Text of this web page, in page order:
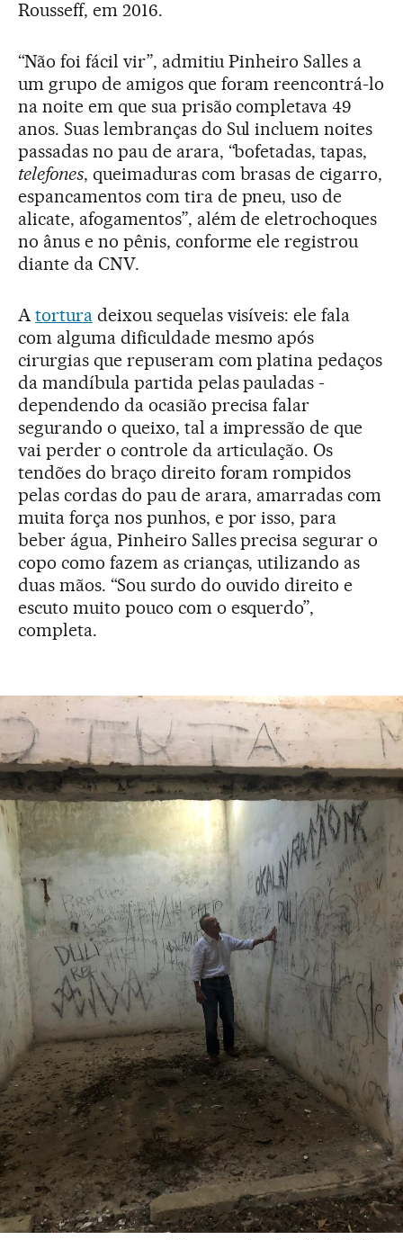
Rousseff, em 2016.
“Não foi fácil vir”, admitiu Pinheiro Salles a
um grupo de amigos que foram reencontrá-lo
na noite em que sua prisão completava 49
anos. Suas lembranças do Sul incluem noites
passadas no pau de arara, “bofetadas, tapas,
telefones, queimaduras com brasas de cigarro,
espancamentos com tira de pneu, uso de
alicate, afogamentos”, além de eletrochoques
no ânus e no pênis, conforme ele registrou
diante da CNV.
Atorturadeixou sequelas visíveis: ele fala
com alguma dificuldade mesmo após
cirurgias que repuseram com platina pedaços
da mandíbula partida pelas pauladas -
dependendo da ocasião precisa falar
segurando o queixo, tal a impressão de que
vai perder o controle da articulação. Os
tendões do braço direito foram rompidos
pelas cordas do pau de arara, amarradas com
muita força nos punhos, e por isso, para
beber água, Pinheiro Salles precisa segurar o
copo como fazem as crianças, utilizando as
duas mãos. “Sou surdo do ouvido direito e
escuto muito pouco com o esquerdo”,
completa.